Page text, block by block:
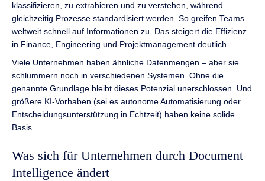
klassifizieren, zu extrahieren und zu verstehen, während
gleichzeitig Prozesse standardisiert werden. So greifen Teams
weltweit schnell auf Informationen zu. Das steigert die Effizienz
in Finance, Engineering und Projektmanagement deutlich.
Viele Unternehmen haben ähnliche Datenmengen – aber sie
schlummern noch in verschiedenen Systemen. Ohne die
genannte Grundlage bleibt dieses Potenzial unerschlossen. Und
größere KI-Vorhaben (sei es autonome Automatisierung oder
Entscheidungsunterstützung in Echtzeit) haben keine solide
Basis.
Was sich für Unternehmen durch Document
Intelligence ändert